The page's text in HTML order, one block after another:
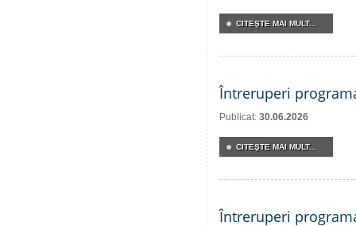
CITEŞTE MAI MULT...
Întreruperi
Publicat: 30.06.2026
CITEŞTE MAI MULT...
Întreruperi